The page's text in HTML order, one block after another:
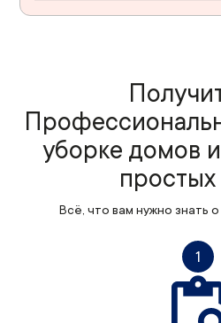
уборке домов
Всё, что вам нужно знать
1